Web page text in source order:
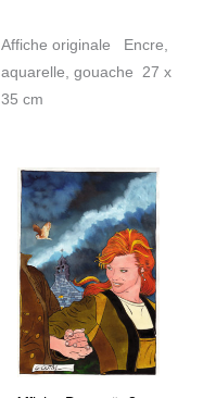
Affiche originale Encre,
aquarelle, gouache 27 x
35 cm